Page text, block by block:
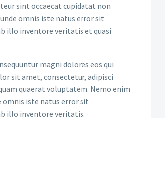
sint occaecat cupidatat non
omnis iste natus error sit
illo inventore veritatis et quasi
magni dolores eos qui
sit amet, consectetur, adipisci
quaerat voluptatem. Nemo enim
omnis iste natus error sit
illo inventore veritatis.